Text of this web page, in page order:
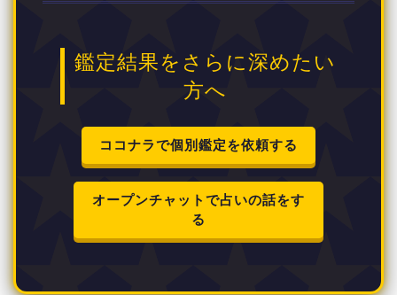
鑑定結果をさらに深めたい
方へ
ココナラで個別鑑定を依頼する
オープンチャットで占いの話をす
る